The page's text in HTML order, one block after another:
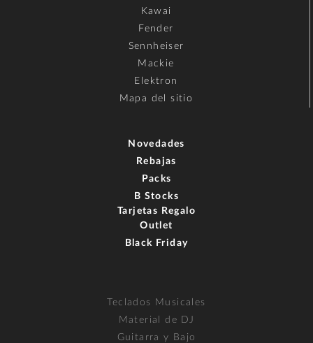
Kawai
Fender
Sennheiser
Mackie
Elektron
Mapa del sitio
Novedades
Rebajas
Packs
B Stocks
Tarjetas Regalo
Outlet
Black Friday
Teclados Musicales
Material de DJ
Guitarra y Bajo